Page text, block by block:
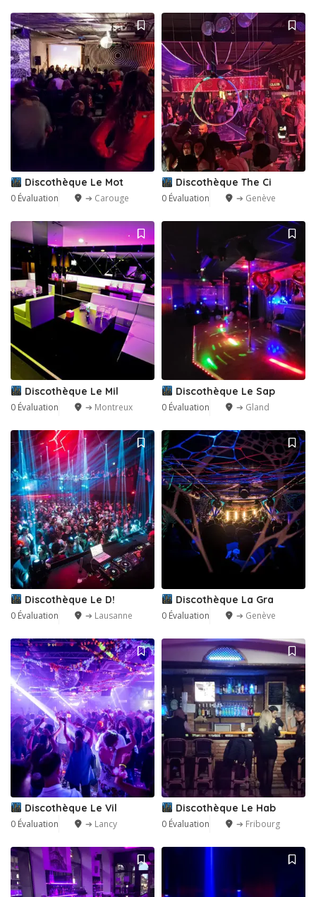
Discothèque Le Mot
0 Évaluation ➔ Carouge
Discothèque The Ci
0 Évaluation ➔ Genève
Discothèque Le Mil
0 Évaluation ➔ Montreux
Discothèque Le Sap
0 Évaluation ➔ Gland
Discothèque Le D!
0 Évaluation ➔ Lausanne
Discothèque La Gra
0 Évaluation ➔ Genève
Discothèque Le Vil
0 Évaluation ➔ Lancy
Discothèque Le Hab
0 Évaluation ➔ Fribourg